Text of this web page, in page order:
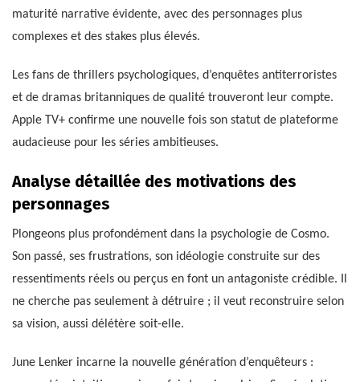
maturité narrative évidente, avec des personnages plus
complexes et des stakes plus élevés.
Les fans de thrillers psychologiques, d’enquêtes antiterroristes
et de dramas britanniques de qualité trouveront leur compte.
Apple TV+ confirme une nouvelle fois son statut de plateforme
audacieuse pour les séries ambitieuses.
Analyse détaillée des motivations des
personnages
Plongeons plus profondément dans la psychologie de Cosmo.
Son passé, ses frustrations, son idéologie construite sur des
ressentiments réels ou perçus en font un antagoniste crédible. Il
ne cherche pas seulement à détruire ; il veut reconstruire selon
sa vision, aussi délétère soit-elle.
June Lenker incarne la nouvelle génération d’enquêteurs :